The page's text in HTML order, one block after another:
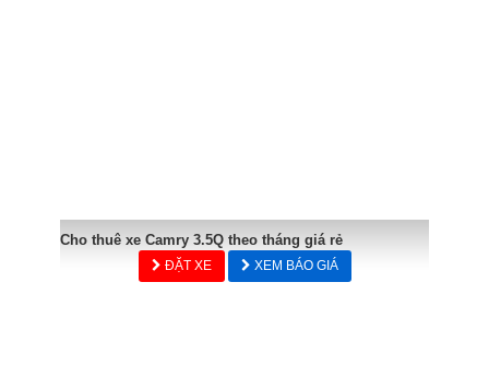
Cho thuê xe Camry 3.5Q theo tháng giá rẻ
ĐẶT XE XEM BÁO GIÁ